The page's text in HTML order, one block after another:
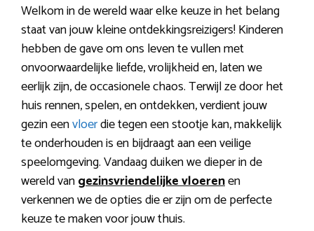
Welkom in de wereld waar elke keuze in het belang
staat van jouw kleine ontdekkingsreizigers! Kinderen
hebben de gave om ons leven te vullen met
onvoorwaardelijke liefde, vrolijkheid en, laten we
eerlijk zijn, de occasionele chaos. Terwijl ze door het
huis rennen, spelen, en ontdekken, verdient jouw
gezin eenvloerdie tegen een stootje kan, makkelijk
te onderhouden is en bijdraagt aan een veilige
speelomgeving. Vandaag duiken we dieper in de
wereld vangezinsvriendelijke vloerenen
verkennen we de opties die er zijn om de perfecte
keuze te maken voor jouw thuis.